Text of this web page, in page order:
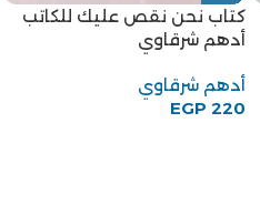
كتاب نحن نقص عليك للكاتب
أدهم شرقاوي
أدهم شرقاوي
EGP 220